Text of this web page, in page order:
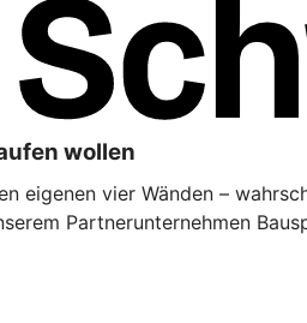
wollen
eigenen vier Wänden –
Partnerunternehmen